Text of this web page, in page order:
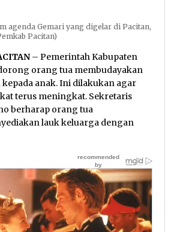
agenda Gemari yang digelar di Pacitan,
Pacitan)
– Pemerintah Kabupaten
orang tua membudayakan
anak. Ini dilakukan agar
terus meningkat. Sekretaris
berharap orang tua
lauk keluarga dengan